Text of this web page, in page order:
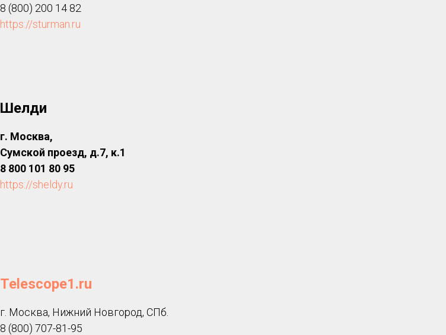
8 (800) 200 14 82
https://sturman.ru
Шелди
г. Москва,
Сумской проезд, д.7, к.1
8 800 101 80 95
https://sheldy.ru
Telescope1.ru
г. Москва, Нижний Новгород, СПб.
8 (800) 707-81-95